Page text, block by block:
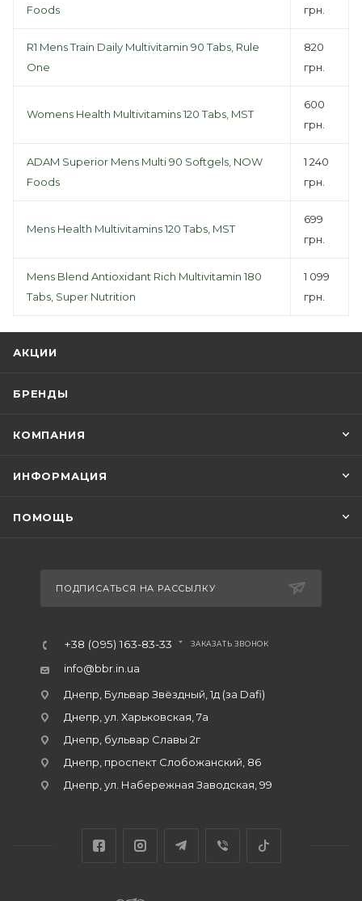
Foods
грн.
R1 Mens Train Daily Multivitamin 90 Tabs, Rule
One
820
грн.
Womens Health Multivitamins 120 Tabs, MST
600
грн.
ADAM Superior Mens Multi 90 Softgels, NOW
Foods
1 240
грн.
Mens Health Multivitamins 120 Tabs, MST
699
грн.
Mens Blend Antioxidant Rich Multivitamin 180
Tabs, Super Nutrition
1 099
грн.
АКЦИИ
БРЕНДЫ
КОМПАНИЯ
ИНФОРМАЦИЯ
ПОМОЩЬ
ПОДПИСАТЬСЯ НА РАССЫЛКУ
+38 (095) 163-83-33 ЗАКАЗАТЬ ЗВОНОК
info@bbr.in.ua
Днепр, Бульвар Звёздный, 1д (за Dafi)
Днепр, ул. Харьковская, 7а
Днепр, бульвар Славы 2г
Днепр, проспект Слобожанский, 86
Днепр, ул. Набережная Заводская, 99